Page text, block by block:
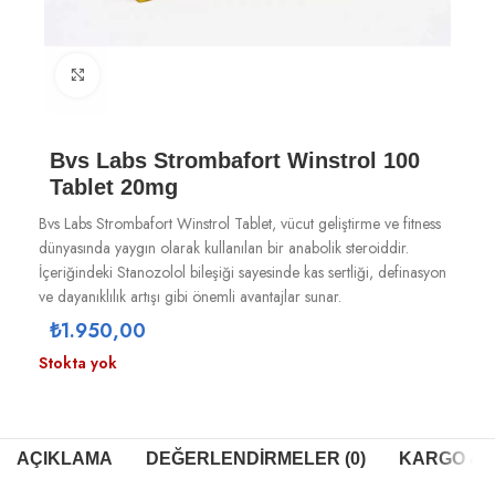
Bvs Labs Strombafort Winstrol 100
Tablet 20mg
Bvs Labs Strombafort Winstrol Tablet, vücut geliştirme ve fitness
dünyasında yaygın olarak kullanılan bir anabolik steroiddir.
İçeriğindeki Stanozolol bileşiği sayesinde kas sertliği, definasyon
ve dayanıklılık artışı gibi önemli avantajlar sunar.
₺1.950,00
Stokta yok
AÇIKLAMA DEĞERLENDIRMELER (0) KARGO &